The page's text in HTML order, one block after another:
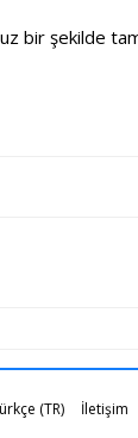
bir şekilde
(TR) İletişim